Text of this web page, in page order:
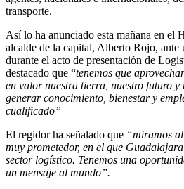
transporte.
Así lo ha anunciado esta mañana en el
alcalde de la capital, Alberto Rojo, ante
durante el acto de presentación de
destacado que “tenemos que
en valor nuestra tierra, nuestro futuro
generar conocimiento, bienestar y
cualificado”
El regidor ha señalado que “miramos
muy prometedor, en el que
sector logístico. Tenemos una
un mensaje al mundo”.